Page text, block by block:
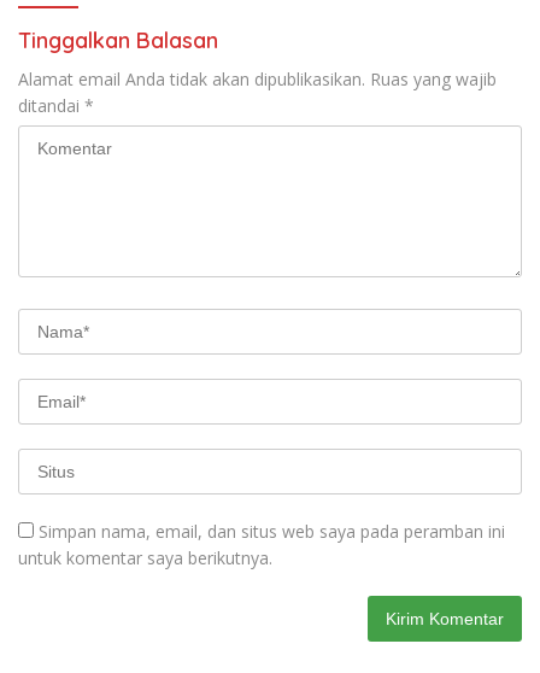
Tinggalkan Balasan
Alamat email Anda tidak akan dipublikasikan. Ruas yang wajib
ditandai *
Simpan nama, email, dan situs web saya pada peramban ini
untuk komentar saya berikutnya.